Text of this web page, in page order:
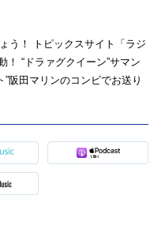
う！ トピックスサイト「ラジ
！ “ドラァグクイーン”サマン
阪田マリンのコンビでお送り